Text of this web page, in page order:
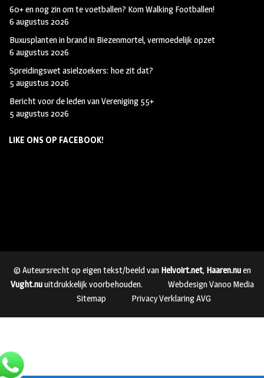
60+ en nog zin om te voetballen? Kom Walking Footballen!
6 augustus 2026
Buxusplanten in brand in Biezenmortel, vermoedelijk opzet
6 augustus 2026
Spreidingswet asielzoekers: hoe zit dat?
5 augustus 2026
Bericht voor de leden van Vereniging 55+
5 augustus 2026
LIKE ONS OP FACEBOOK!
© Auteursrecht op eigen tekst/beeld van Helvoirt.net, Haaren.nuen
Vught.nuuitdrukkelijk voorbehouden.
Webdesign Vanoo Media
Sitemap
Privacy Verklaring AVG